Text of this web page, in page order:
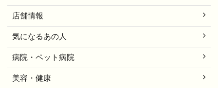
店舗情報
気になるあの人
病院・ペット病院
美容・健康